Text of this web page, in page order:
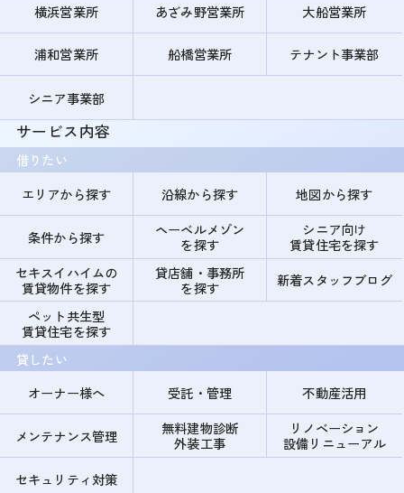
横浜営業所 あざみ野営業所 大船営業所
浦和営業所 船橋営業所 テナント事業部
シニア事業部
サービス内容
借りたい
エリアから探す
沿線から探す 地図から探す
条件から探す
ヘーベルメゾン
を探す
シニア向け
賃貸住宅を探す
セキスイハイムの
賃貸物件を探す
貸店舗・事務所
を探す
新着スタッフブログ
ペット共生型
賃貸住宅を探す
貸したい
オーナー様へ
受託・管理 不動産活用
メンテナンス管理
無料建物診断
外装工事
リノベーション
設備リニューアル
セキュリティ対策